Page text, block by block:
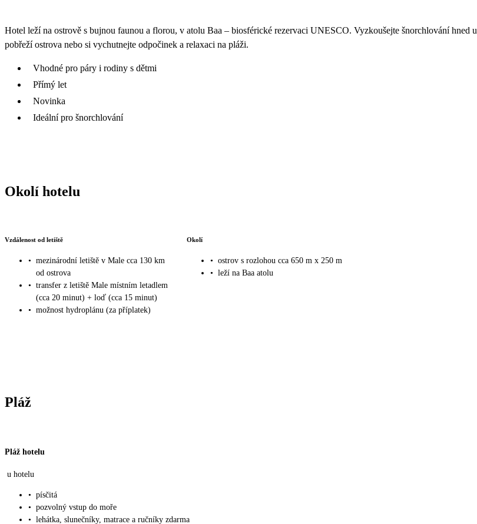
Hotel leží na ostrově s bujnou faunou a florou, v atolu Baa – biosférické rezervaci UNESCO. Vyzkoušejte šnorchlování hned u
pobřeží ostrova nebo si vychutnejte odpočinek a relaxaci na pláži.
Vhodné pro páry i rodiny s dětmi
Přímý let
Novinka
Ideální pro šnorchlování
Okolí hotelu
Vzdálenost od letiště
• mezinárodní letiště v Male cca 130 km
od ostrova
• transfer z letiště Male místním letadlem
(cca 20 minut) + loď (cca 15 minut)
• možnost hydroplánu (za příplatek)
Okolí
• ostrov s rozlohou cca 650 m x 250 m
• leží na Baa atolu
Pláž
Pláž hotelu
u hotelu
• písčitá
• pozvolný vstup do moře
• lehátka, slunečníky, matrace a ručníky zdarma